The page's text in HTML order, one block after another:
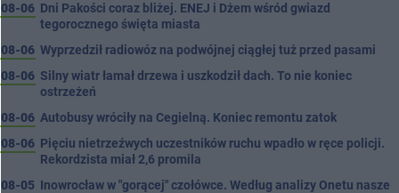
08-06 Dni Pakości coraz bliżej. ENEJ i Dżem wśród gwiazd
tegorocznego święta miasta
08-06 Wyprzedził radiowóz na podwójnej ciągłej tuż przed pasami
08-06 Silny wiatr łamał drzewa i uszkodził dach. To nie koniec
ostrzeżeń
08-06 Autobusy wróciły na Cegielną. Koniec remontu zatok
08-06 Pięciu nietrzeźwych uczestników ruchu wpadło w ręce policji.
Rekordzista miał 2,6 promila
08-05 Inowrocław w "gorącej" czołówce. Według analizy Onetu nasze